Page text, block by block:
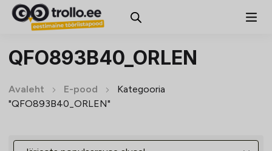
QFO893B40_ORLEN
Avaleht E-pood
Kategooria
"QFO893B40_ORLEN"